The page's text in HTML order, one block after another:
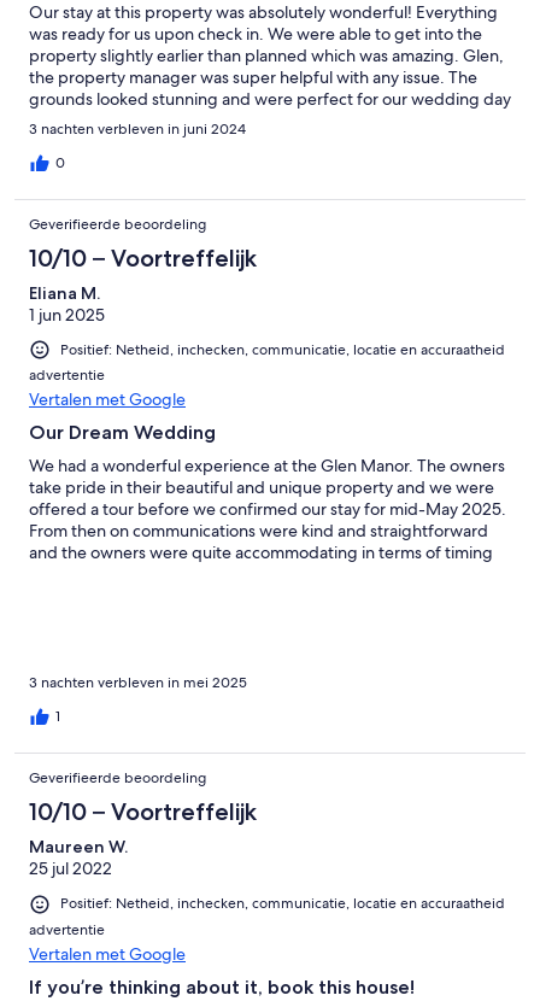
Our stay at this property was absolutely wonderful! Everything
was ready for us upon check in. We were able to get into the
property slightly earlier than planned which was amazing. Glen,
the property manager was super helpful with any issue. The
grounds looked stunning and were perfect for our wedding day
and overall wedding vision. I'd highly recommend renting this
space for an intimate wedding. There were 20 of us total! We
had our ceremony outside in the yard, then had dinner inside
3 nachten verbleven in juni 2024
0
Geverifieerde beoordeling
10/10 – Voortreffelijk
Eliana M.
1 jun 2025
Positief: Netheid, inchecken, communicatie, locatie en accuraatheid
advertentie
Vertalen met Google
Our Dream Wedding
We had a wonderful experience at the Glen Manor. The owners
take pride in their beautiful and unique property and we were
offered a tour before we confirmed our stay for mid-May 2025.
From then on communications were kind and straightforward
and the owners were quite accommodating in terms of timing
and reception. The property is so stunning, that you feel like you
entered a magical place once you cross the gate. Our wedding
was incredibly beautiful and we couldn’t be happier with our
choice of celebrating our big day at Glen Manor.
3 nachten verbleven in mei 2025
1
Geverifieerde beoordeling
10/10 – Voortreffelijk
Maureen W.
25 jul 2022
Positief: Netheid, inchecken, communicatie, locatie en accuraatheid
advertentie
Vertalen met Google
If you’re thinking about it, book this house!